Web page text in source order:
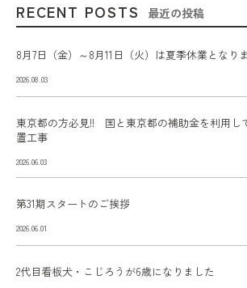
RECENT POSTS 最近の投稿
8月7日（金）～8月11日（火）は夏季休業となり
2026.08.03
東京都の方必見!! 国と東京都の補助金を利用し
置工事
2026.06.03
第31期スタートのご挨拶
2026.06.01
2代目看板犬・こじろうが6歳になりました